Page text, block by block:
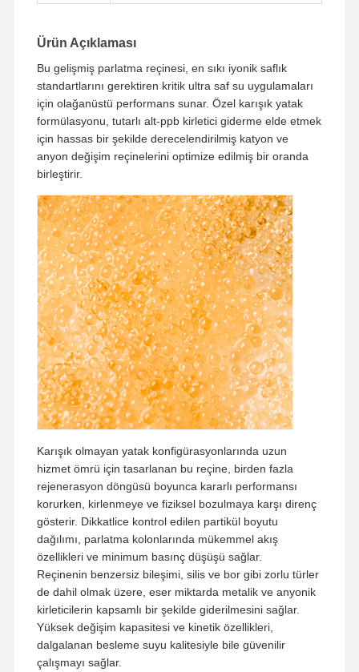
Evde Ürünler Videolar
Bizim
Hakkımızda
Fabrika Turu Kalite Kontrol Bize Ulaşın Haberler
Davalar Teklif Alın
Laboratuvar Ultra Saf Su Sistemi
Ultra Saf Su Makinesi
ultra saf su arıtma sistemi
Ultra saf su ekipmanları
Ürün Açıklaması
Bu gelişmiş parlatma reçinesi, en sıkı iyonik saflık
standartlarını gerektiren kritik ultra saf su uygulamaları
için olağanüstü performans sunar. Özel karışık yatak
formülasyonu, tutarlı alt-ppb kirletici giderme elde etmek
için hassas bir şekilde derecelendirilmiş katyon ve
anyon değişim reçinelerini optimize edilmiş bir oranda
birleştirir.
Karışık olmayan yatak konfigürasyonlarında uzun
hizmet ömrü için tasarlanan bu reçine, birden fazla
rejenerasyon döngüsü boyunca kararlı performansı
korurken, kirlenmeye ve fiziksel bozulmaya karşı direnç
gösterir. Dikkatlice kontrol edilen partikül boyutu
dağılımı, parlatma kolonlarında mükemmel akış
özellikleri ve minimum basınç düşüşü sağlar.
Reçinenin benzersiz bileşimi, silis ve bor gibi zorlu türler
de dahil olmak üzere, eser miktarda metalik ve anyonik
kirleticilerin kapsamlı bir şekilde giderilmesini sağlar.
Yüksek değişim kapasitesi ve kinetik özellikleri,
dalgalanan besleme suyu kalitesiyle bile güvenilir
çalışmayı sağlar.